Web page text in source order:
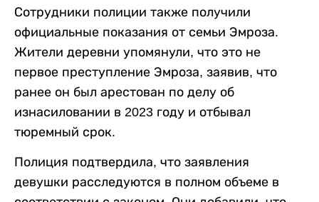
Сотрудники полиции также получили
официальные показания от семьи Эмроза.
Жители деревни упомянули, что это не
первое преступление Эмроза, заявив, что
ранее он был арестован по делу об
изнасиловании в 2023 году и отбывал
тюремный срок.
Полиция подтвердила, что заявления
девушки расследуются в полном объеме в